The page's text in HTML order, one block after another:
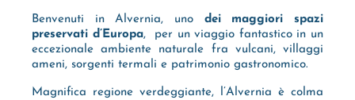
Benvenuti in Alvernia, uno dei maggiori spazi
preservati d’Europa, per un viaggio fantastico in un
eccezionale ambiente naturale fra vulcani, villaggi
ameni, sorgenti termali e patrimonio gastronomico.
Magnifica regione verdeggiante, l’Alvernia è colma